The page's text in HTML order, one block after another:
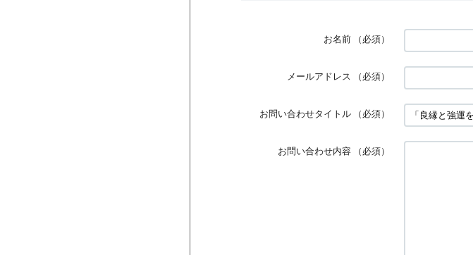
お名前 （必須）
メールアドレス （必須）
お問い合わせタイトル （必須）
お問い合わせ内容 （必須）